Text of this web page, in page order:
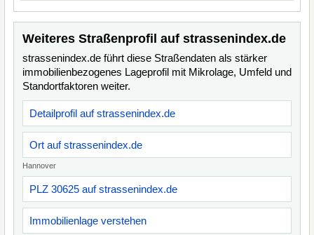
Weiteres Straßenprofil auf strassenindex.de
strassenindex.de führt diese Straßendaten als stärker
immobilienbezogenes Lageprofil mit Mikrolage, Umfeld und
Standortfaktoren weiter.
Detailprofil auf strassenindex.de
Ort auf strassenindex.de
Hannover
PLZ 30625 auf strassenindex.de
Immobilienlage verstehen